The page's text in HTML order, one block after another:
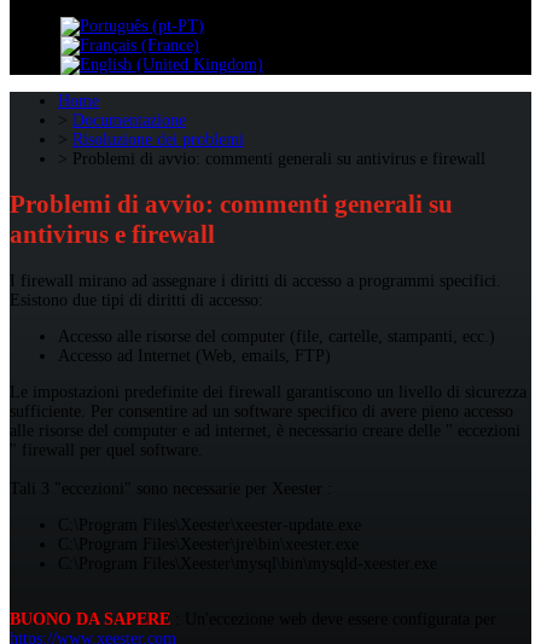
Home
Documentazione
Risoluzione dei problemi
Problemi di avvio: commenti generali su antivirus e firewall
Problemi di avvio: commenti generali su
antivirus e firewall
I firewall mirano ad assegnare i diritti di accesso a programmi specifici.
Esistono due tipi di diritti di accesso:
Accesso alle risorse del computer (file, cartelle, stampanti, ecc.)
Accesso ad Internet (Web, emails, FTP)
Le impostazioni predefinite dei firewall garantiscono un livello di sicurezza
sufficiente. Per consentire ad un software specifico di avere pieno accesso
alle risorse del computer e ad internet, è necessario creare delle " eccezioni
" firewall per quel software.
Tali 3 "eccezioni" sono necessarie per Xeester :
C:\Program Files\Xeester\xeester-update.exe
BUONO DA SAPERE
https://www.xeester.com